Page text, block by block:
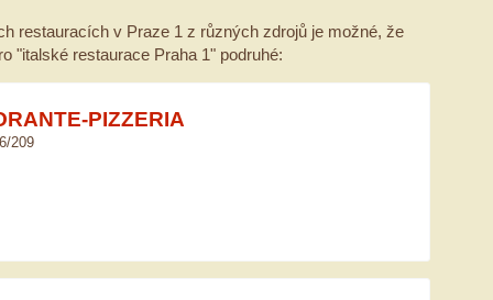
restauracích v Praze 1 z různých zdrojů je možné, že
"italské restaurace Praha 1" podruhé:
PIZZERIA
209